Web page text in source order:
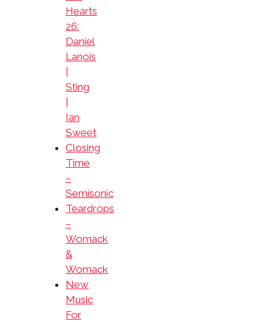
Hearts
26:
Daniel
Lanois
Sting
Ian
Sweet
Closing
Time
–
Semisonic
Teardrops
–
Womack
&
Womack
New
Music
For